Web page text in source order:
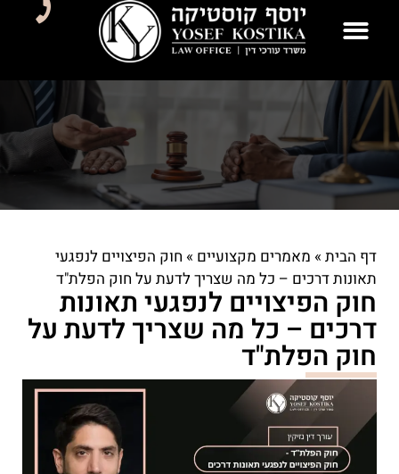
דף הבית » מאמרים מקצועיים » חוק הפיצויים לנפגעי
תאונות דרכים – כל מה שצריך לדעת על חוק הפלת"ד
חוק הפיצויים לנפגעי תאונות
דרכים – כל מה שצריך לדעת על
חוק הפלת"ד